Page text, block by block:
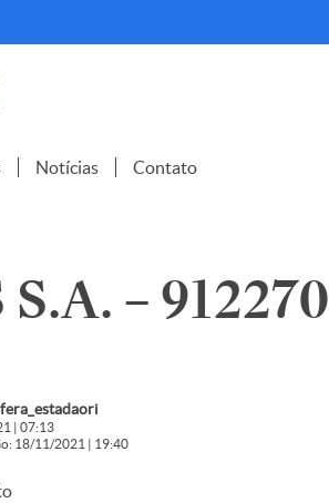
Notícias Contato
– 912270
| 07:13
18/11/2021 | 19:40